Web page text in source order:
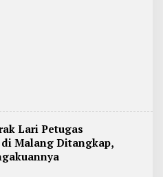
Lari Petugas
Malang Ditangkap,